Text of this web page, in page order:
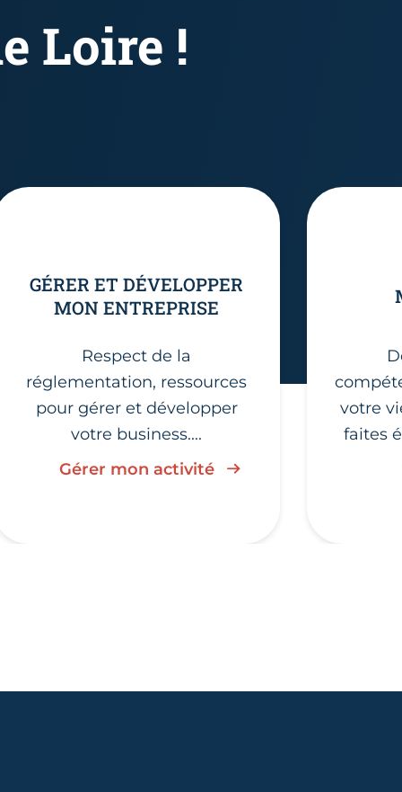
Loire !
GÉRER ET DÉVELOPPER
MON ENTREPRISE
Respect de la
réglementation, ressources
pour gérer et développer
votre business....
Gérer mon activité
votre
faites